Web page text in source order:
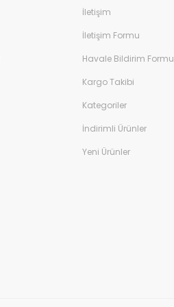
İletişim
İletişim Formu
Havale Bildirim Formu
Kargo Takibi
Kategoriler
İndirimli Ürünler
Yeni Ürünler